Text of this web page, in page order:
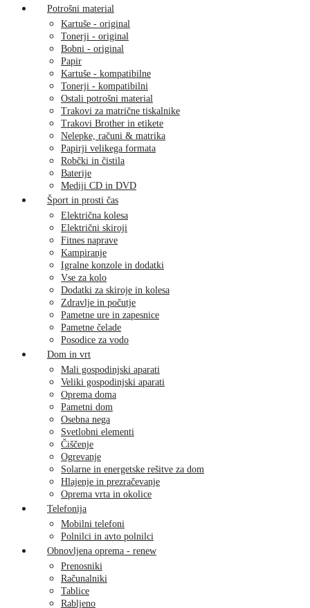
Potrošni material
Kartuše - original
Tonerji - original
Bobni - original
Papir
Kartuše - kompatibilne
Tonerji - kompatibilni
Ostali potrošni material
Trakovi za matrične tiskalnike
Trakovi Brother in etikete
Nelepke, računi & matrika
Papirji velikega formata
Robčki in čistila
Baterije
Mediji CD in DVD
Šport in prosti čas
Električna kolesa
Električni skiroji
Fitnes naprave
Kampiranje
Igralne konzole in dodatki
Vse za kolo
Dodatki za skiroje in kolesa
Zdravlje in počutje
Pametne ure in zapesnice
Pametne čelade
Posodice za vodo
Dom in vrt
Mali gospodinjski aparati
Veliki gospodinjski aparati
Oprema doma
Pametni dom
Osebna nega
Svetlobni elementi
Čiščenje
Ogrevanje
Solarne in energetske rešitve za dom
Hlajenje in prezračevanje
Oprema vrta in okolice
Telefonija
Mobilni telefoni
Polnilci in avto polnilci
Obnovljena oprema - renew
Prenosniki
Računalniki
Tablice
Rabljeno